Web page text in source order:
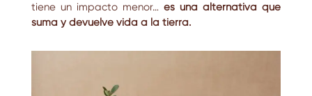
tiene un impacto menor…es una alternativa que
suma y devuelve vida a la tierra.